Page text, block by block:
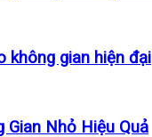
không gian hiện đại
Gian Nhỏ Hiệu Quả